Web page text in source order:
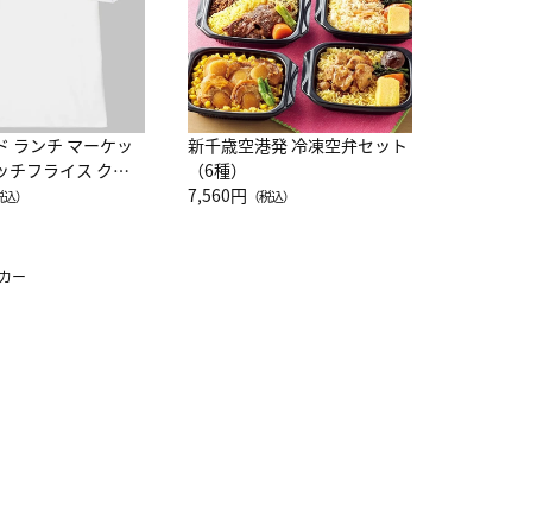
ランチ マーケッ
チフライス クル
半袖Ｔシャツ
込）
新千歳空港発 冷凍空弁セット
（6種）
7,560円 （税込）
ー